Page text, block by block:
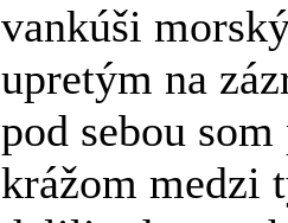
vankúši
upretým na
pod sebou
krážom medzi